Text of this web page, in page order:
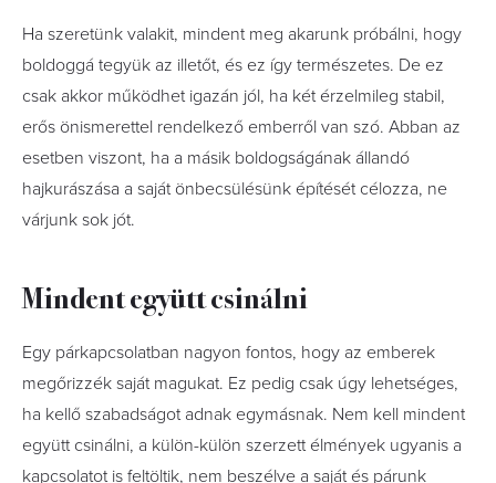
Ha szeretünk valakit, mindent meg akarunk próbálni, hogy
boldoggá tegyük az illetőt, és ez így természetes. De ez
csak akkor működhet igazán jól, ha két érzelmileg stabil,
erős önismerettel rendelkező emberről van szó. Abban az
esetben viszont, ha a másik boldogságának állandó
hajkurászása a saját önbecsülésünk építését célozza, ne
várjunk sok jót.
Mindent együtt csinálni
Egy párkapcsolatban nagyon fontos, hogy az emberek
megőrizzék saját magukat. Ez pedig csak úgy lehetséges,
ha kellő szabadságot adnak egymásnak. Nem kell mindent
együtt csinálni, a külön-külön szerzett élmények ugyanis a
kapcsolatot is feltöltik, nem beszélve a saját és párunk